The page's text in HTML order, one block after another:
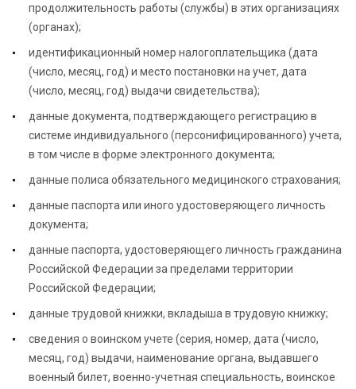
продолжительность работы (службы) в этих организациях
(органах);
идентификационный номер налогоплательщика (дата
(число, месяц, год) и место постановки на учет, дата
(число, месяц, год) выдачи свидетельства);
данные документа, подтверждающего регистрацию в
системе индивидуального (персонифицированного) учета,
в том числе в форме электронного документа;
данные полиса обязательного медицинского страхования;
данные паспорта или иного удостоверяющего личность
документа;
данные паспорта, удостоверяющего личность гражданина
Российской Федерации за пределами территории
Российской Федерации;
данные трудовой книжки, вкладыша в трудовую книжку;
сведения о воинском учете (серия, номер, дата (число,
месяц, год) выдачи, наименование органа, выдавшего
военный билет, военно-учетная специальность, воинское